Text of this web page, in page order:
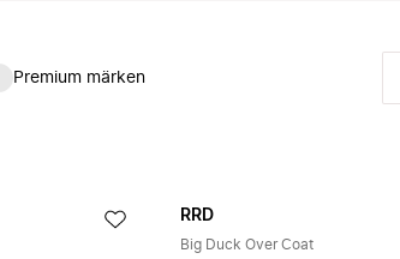
Premium märken
RRD
Big Duck Over Coat